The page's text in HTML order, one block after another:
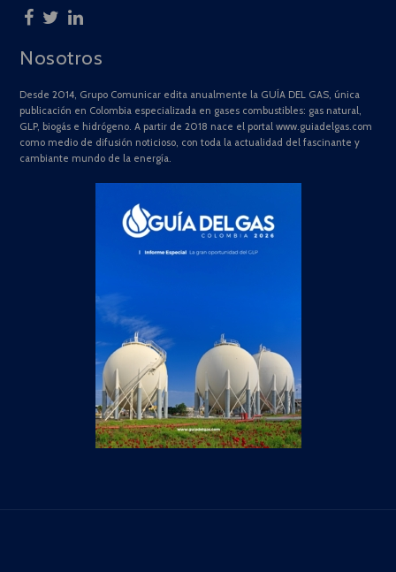
Nosotros
Desde 2014, Grupo Comunicar edita anualmente la GUÍA DEL GAS, única
publicación en Colombia especializada en gases combustibles: gas natural,
GLP, biogás e hidrógeno. A partir de 2018 nace el portal www.guiadelgas.com
como medio de difusión noticioso, con toda la actualidad del fascinante y
cambiante mundo de la energía.